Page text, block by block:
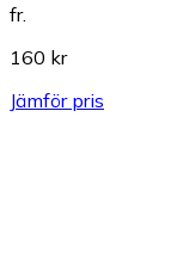
fr.
160 kr
Jämför pris